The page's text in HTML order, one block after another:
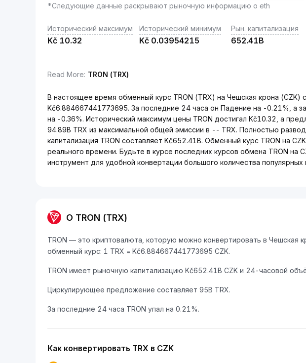
*Следующие данные раскрывают рыночную информацию о eth
Исторический максимум
Kč 10.32
Исторический минимум
Kč 0.03954215
Рын. капитализация
652.41B
Read More: TRON (TRX)
В настоящее время обменный курс TRON (TRX) на Чешская крона (CZK)
Kč6.884667441773695. За последние 24 часа он Падение на -0.21%, а
на -0.36%. Исторический максимум цены TRON достигал Kč10.32, а
94.89B TRX из максимальной общей эмиссии в -- TRX. Полностью
капитализация TRON составляет Kč652.41B. Обменный курс TRON на
реального времени. Будьте в курсе последних курсов обмена TRON на
инструмент для удобной конвертации большого количества
О TRON (TRX)
TRON — это криптовалюта, которую можно конвертировать в Чешская
обменный курс: 1 TRX = Kč6.884667441773695 CZK.
TRON имеет рыночную капитализацию Kč652.41B CZK и 24-часовой
Циркулирующее предложение составляет 95B TRX.
За последние 24 часа TRON упал на 0.21%.
Как конвертировать TRX в CZK